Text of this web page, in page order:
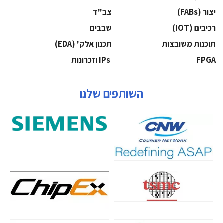
‫יצור (‪(FABs‬‬
‫צב"ד‬
‫רכיבים‬ (IOT)
‫שבבים‬
‫תוכנות משובצות‬
‫תכנון אלק' (‪(EDA‬‬
‫‪FPGA‬‬
השותפים שלנו